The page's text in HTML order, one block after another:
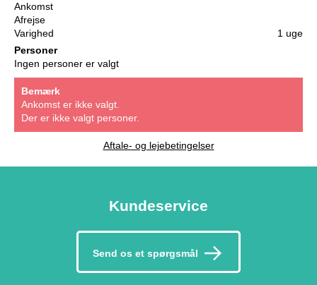
Ankomst
Afrejse
Varighed
1 uge
Personer
Ingen personer er valgt
Bemærk
Ankomst er ikke valgt.
Der er ikke valgt personer.
Aftale- og lejebetingelser
Kundeservice
Send os et spørgsmål